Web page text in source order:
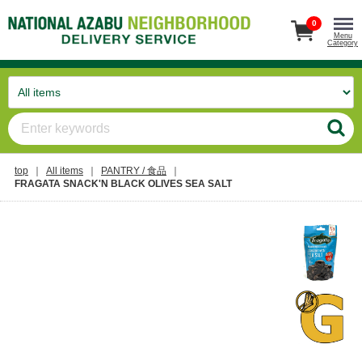
0
Menu
Category
top All items
PANTRY / 食品
FRAGATA SNACK'N BLACK OLIVES SEA SALT